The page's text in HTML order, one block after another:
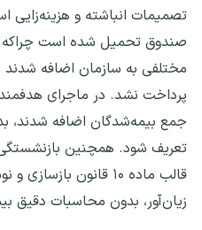
تصمیمات انباشته و
صندوق تحمیل شده است
مختلفی به سازمان اضافه شدند
پرداخت نشد. در ماجرای
جمع بیمه‌شدگان اضافه شدند،
تعریف شود. همچنین
قالب ماده ۱۰ قانون
زیان‌آور، بدون محاسبات دقیق